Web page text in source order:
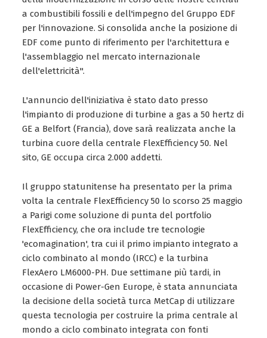
a combustibili fossili e dell'impegno del Gruppo EDF
per l'innovazione. Si consolida anche la posizione di
EDF come punto di riferimento per l'architettura e
l'assemblaggio nel mercato internazionale
dell'elettricità".
L'annuncio dell'iniziativa è stato dato presso
l'impianto di produzione di turbine a gas a 50 hertz di
GE a Belfort (Francia), dove sarà realizzata anche la
turbina cuore della centrale FlexEfficiency 50. Nel
sito, GE occupa circa 2.000 addetti.
Il gruppo statunitense ha presentato per la prima
volta la centrale FlexEfficiency 50 lo scorso 25 maggio
a Parigi come soluzione di punta del portfolio
FlexEfficiency, che ora include tre tecnologie
'ecomagination', tra cui il primo impianto integrato a
ciclo combinato al mondo (IRCC) e la turbina
FlexAero LM6000-PH. Due settimane più tardi, in
occasione di Power-Gen Europe, è stata annunciata
la decisione della società turca MetCap di utilizzare
questa tecnologia per costruire la prima centrale al
mondo a ciclo combinato integrata con fonti